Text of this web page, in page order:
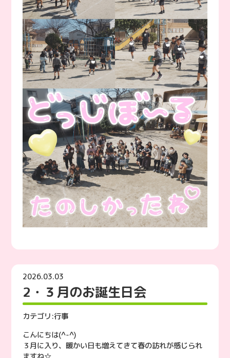
2026.03.03
2・３月のお誕生日会
カテゴリ:行事
こんにちは(^-^)
３月に入り、暖かい日も増えてきて春の訪れが感じられ